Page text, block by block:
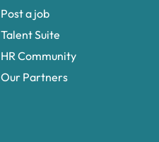
Post a job
Talent Suite
HR Community
Our Partners